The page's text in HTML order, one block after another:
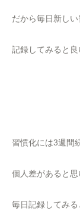
だから毎日新し
記録してみると良
習慣化には3週間
個人差があると思
毎日記録してみる